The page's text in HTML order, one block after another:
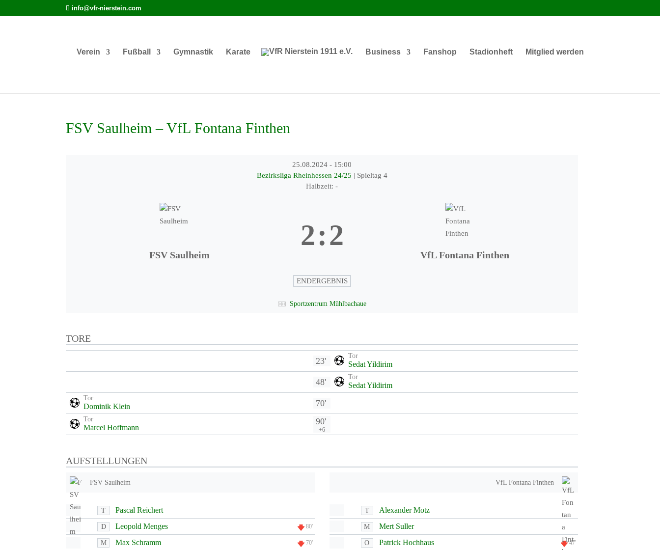
info@vfr-nierstein.com
Verein Fußball Gymnastik Karate Business Fanshop Stadionheft Mitglied werden
FSV Saulheim – VfL Fontana Finthen
25.08.2024 - 15:00
Bezirksliga Rheinhessen 24/25 | Spieltag 4
Halbzeit: -
FSV Saulheim
2:2
VfL Fontana Finthen
ENDERGEBNIS
Sportzentrum Mühlbachaue
TORE
23'
Tor
Sedat Yildirim
48'
Tor
Sedat Yildirim
Tor
Dominik Klein 70'
Tor
Marcel Hoffmann
90'
+6
AUFSTELLUNGEN
FSV Saulheim
T Pascal Reichert
D Leopold Menges 80'
M Max Schramm 70'
VfL Fontana Finthen
T Alexander Motz
M Mert Suller
O Patrick Hochhaus 47'